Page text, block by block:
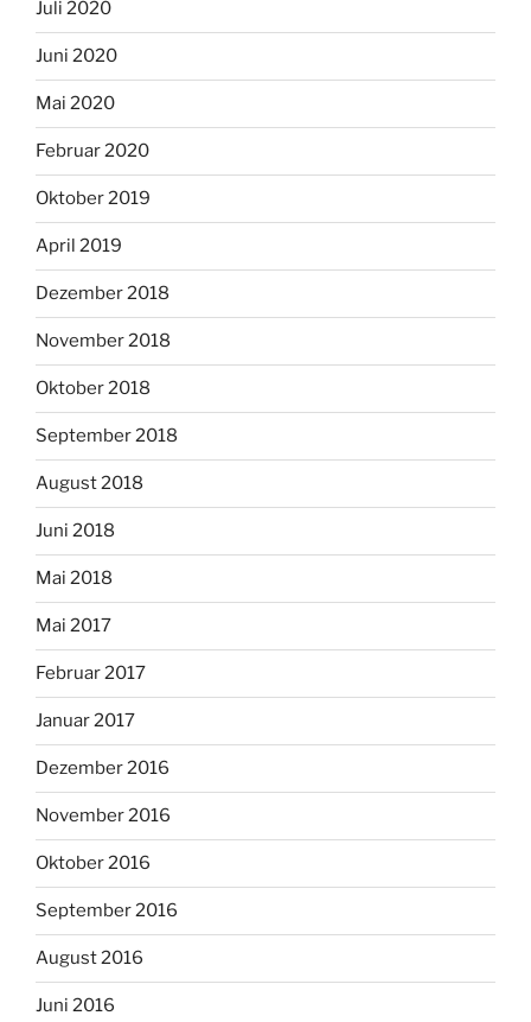
Juli 2020
Juni 2020
Mai 2020
Februar 2020
Oktober 2019
April 2019
Dezember 2018
November 2018
Oktober 2018
September 2018
August 2018
Juni 2018
Mai 2018
Mai 2017
Februar 2017
Januar 2017
Dezember 2016
November 2016
Oktober 2016
September 2016
August 2016
Juni 2016